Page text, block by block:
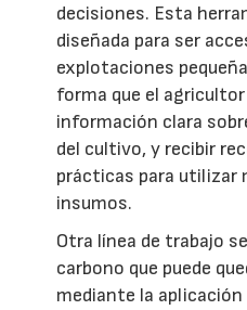
decisiones. Esta
diseñada para ser
explotaciones
forma que el
información clara
del cultivo, y recibir
prácticas para utilizar
insumos.
Otra línea de trabajo
carbono que puede
mediante la